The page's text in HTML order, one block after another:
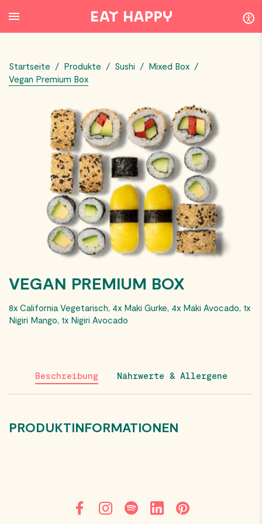
Startseite / Produkte / Sushi / Mixed Box /
Vegan Premium Box
VEGAN PREMIUM BOX
8x California Vegetarisch, 4x Maki Gurke, 4x Maki Avocado, 1x
Nigiri Mango, 1x Nigiri Avocado
Beschreibung Nährwerte & Allergene
PRODUKTINFORMATIONEN